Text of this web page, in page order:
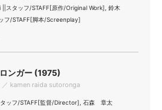
スタッフ/STAFF[原作/Original Work], 鈴木
フ/STAFF[脚本/Screenplay]
ンガー (1975)
kamen raida sutoronga
ッフ/STAFF[監督/Director], 石森 章太